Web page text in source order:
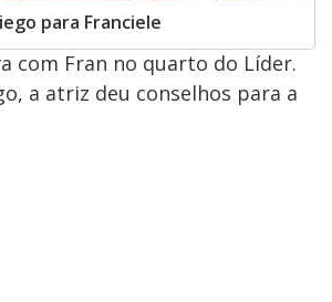
para Franciele
com Fran no quarto do Líder.
a atriz deu conselhos para a